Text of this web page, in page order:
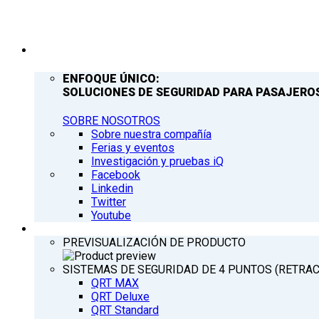
ENFOQUE ÚNICO:
SOLUCIONES DE SEGURIDAD PARA
SOBRE NOSOTROS
Sobre nuestra compañía
Ferias y eventos
Investigación y pruebas iQ
Facebook
Linkedin
Twitter
Youtube
PREVISUALIZACIÓN DE PRODUCTO
SISTEMAS DE SEGURIDAD DE 4 PUNTOS
QRT MAX
QRT Deluxe
QRT Standard